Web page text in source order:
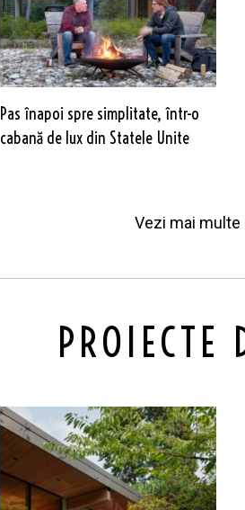
Pas înapoi spre simplitate, într-o
cabană de lux din Statele Unite
Vezi mai multe
PROIECTE